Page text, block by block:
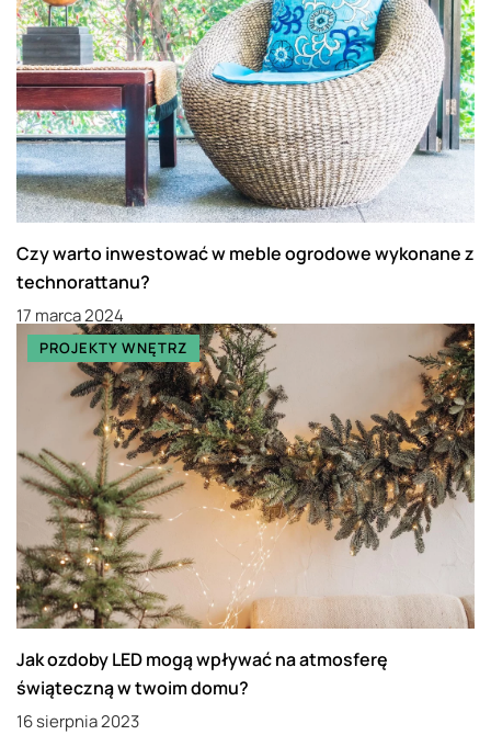
Czy warto inwestować w meble ogrodowe wykonane z
technorattanu?
17 marca 2024
PROJEKTY WNĘTRZ
Jak ozdoby LED mogą wpływać na atmosferę
świąteczną w twoim domu?
16 sierpnia 2023